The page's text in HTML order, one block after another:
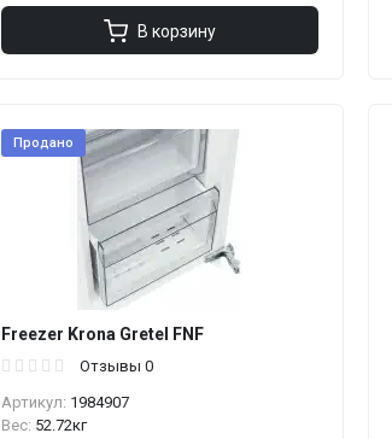
В корзину
Продано
Freezer Krona Gretel FNF
Отзывы 0
Артикул: 1984907
Вес: 52.72кг